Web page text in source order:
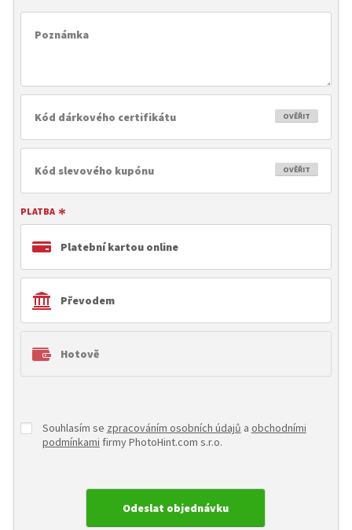
OVĚŘIT
OVĚŘIT
PLATBA
Platební kartou online
Převodem
Hotově
Souhlasím se zpracováním osobních údajů a obchodními
podmínkami firmy PhotoHint.com s.r.o.